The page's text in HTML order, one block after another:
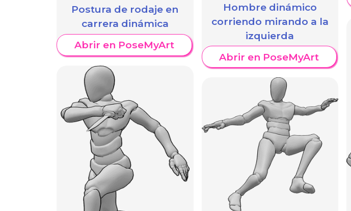
Postura de rodaje en
carrera dinámica
Abrir en PoseMyArt
Hombre dinámico
corriendo mirando a la
izquierda
Abrir en PoseMyArt